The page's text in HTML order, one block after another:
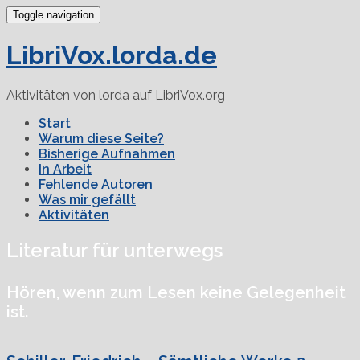
Toggle navigation
LibriVox.lorda.de
Aktivitäten von lorda auf LibriVox.org
Start
Warum diese Seite?
Bisherige Aufnahmen
In Arbeit
Fehlende Autoren
Was mir gefällt
Aktivitäten
Literatur für unterwegs
Hören, wenn zum Lesen keine Gelegenheit
ist.